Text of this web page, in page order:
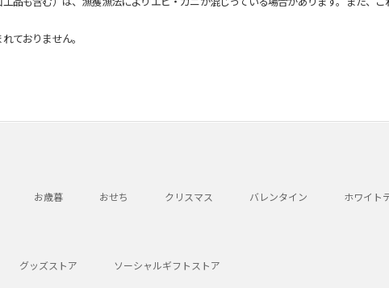
ておりません。
お歳暮 おせち クリスマス バレンタイン ホワイト
グッズストア ソーシャルギフトストア